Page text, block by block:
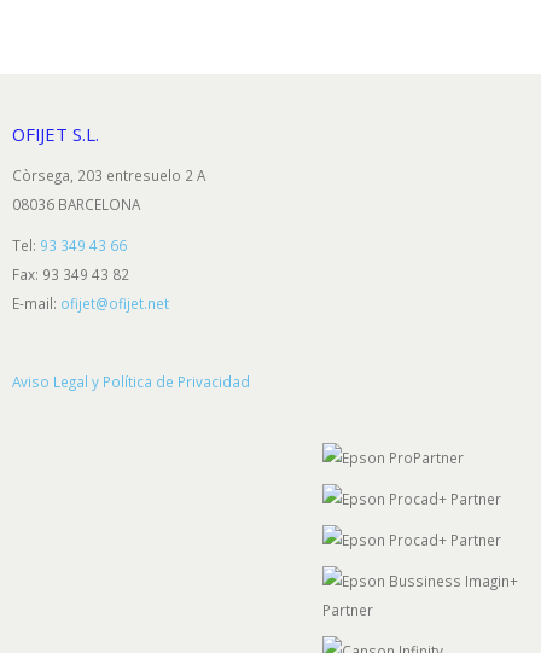
OFIJET S.L.
Còrsega, 203 entresuelo 2 A
08036 BARCELONA
Tel: 93 349 43 66
Fax: 93 349 43 82
E-mail: ofijet@ofijet.net
Aviso Legal y Política de Privacidad